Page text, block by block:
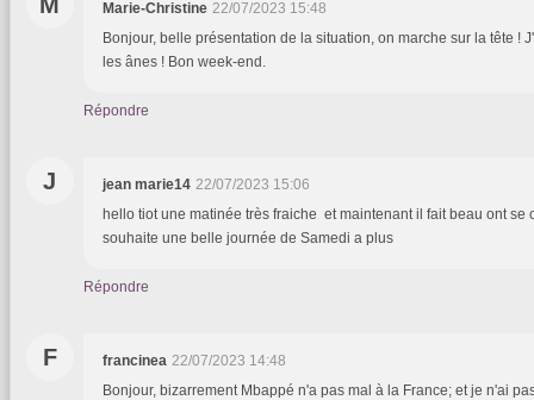
Marie-Christine 22/07/2023 15:48
Bonjour, belle présentation de la situation, on marche sur la tête !
les ânes ! Bon week-end.
Répondre
J jean marie14 22/07/2023 15:06
hello tiot une matinée très fraiche et maintenant il fait beau ont se
souhaite une belle journée de Samedi a plus
Répondre
F francinea 22/07/2023 14:48
Bonjour, bizarrement Mbappé n'a pas mal à la France; et je n'ai